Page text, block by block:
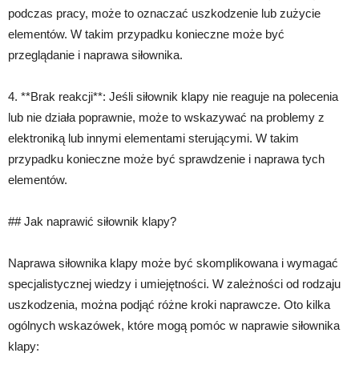
podczas pracy, może to oznaczać uszkodzenie lub zużycie
elementów. W takim przypadku konieczne może być
przeglądanie i naprawa siłownika.
4. **Brak reakcji**: Jeśli siłownik klapy nie reaguje na polecenia
lub nie działa poprawnie, może to wskazywać na problemy z
elektroniką lub innymi elementami sterującymi. W takim
przypadku konieczne może być sprawdzenie i naprawa tych
elementów.
## Jak naprawić siłownik klapy?
Naprawa siłownika klapy może być skomplikowana i wymagać
specjalistycznej wiedzy i umiejętności. W zależności od rodzaju
uszkodzenia, można podjąć różne kroki naprawcze. Oto kilka
ogólnych wskazówek, które mogą pomóc w naprawie siłownika
klapy: